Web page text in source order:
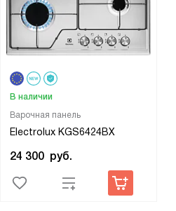
Варочная панель
Electrolux KGS6424BX
В наличии
24 300 руб.